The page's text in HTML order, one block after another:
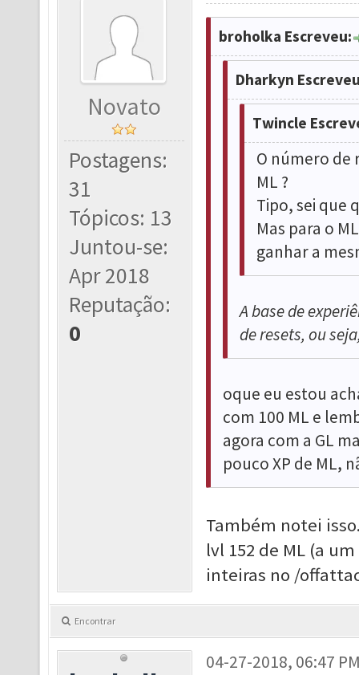
Novato
Postagens:
31
Tópicos: 13
Juntou-se:
Apr 2018
Reputação:
0
broholka Escreveu:
Dharkyn
Twincle
O número de
ML ?
Tipo, sei que
Mas para o
ganhar a
A base de
de resets, ou
oque eu estou
com 100 ML e
agora com a GL
pouco XP de ML,
Também notei
lvl 152 de ML (a
inteiras no /
Encontrar
04-27-2018, 06:47